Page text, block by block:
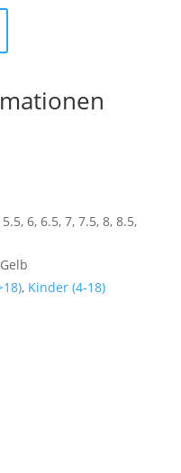
6, 6.5, 7, 7.5, 8, 8.5,
, Kinder (4-18)